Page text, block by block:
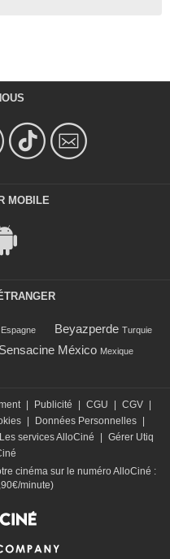
MOBILE
Espagne Beyazperde Turquie
Sensacine México Mexique
| Publicité | CGU | CGV |
| Données Personnelles |
Les services AlloCiné | Gérer Utiq
cinéma sur le numéro AlloCiné :
minute)